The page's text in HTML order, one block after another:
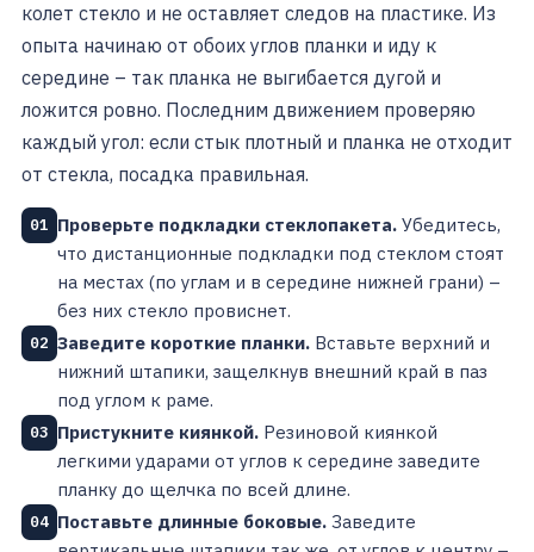
колет стекло и не оставляет следов на пластике. Из
опыта начинаю от обоих углов планки и иду к
середине – так планка не выгибается дугой и
ложится ровно. Последним движением проверяю
каждый угол: если стык плотный и планка не отходит
от стекла, посадка правильная.
01 Проверьте подкладки стеклопакета. Убедитесь,
что дистанционные подкладки под стеклом стоят
на местах (по углам и в середине нижней грани) –
без них стекло провиснет.
02 Заведите короткие планки. Вставьте верхний и
нижний штапики, защелкнув внешний край в паз
под углом к раме.
03 Пристукните киянкой. Резиновой киянкой
легкими ударами от углов к середине заведите
планку до щелчка по всей длине.
04 Поставьте длинные боковые. Заведите